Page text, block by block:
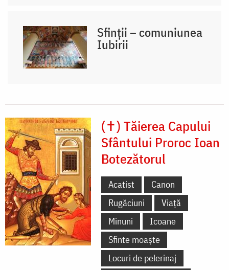
Sfinții – comuniunea
Iubirii
(✝) Tăierea Capului
Sfântului Proroc Ioan
Botezătorul
Acatist
Canon
Rugăciuni
Viață
Minuni
Icoane
Sfinte moaște
Locuri de pelerinaj